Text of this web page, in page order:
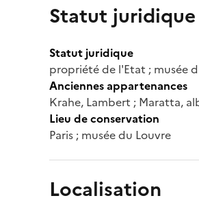
Statut juridique
Statut juridique
propriété de l'Etat ; musée
Anciennes appartenances
Krahe, Lambert ; Maratta,
Lieu de conservation
Paris ; musée du Louvre
Localisation